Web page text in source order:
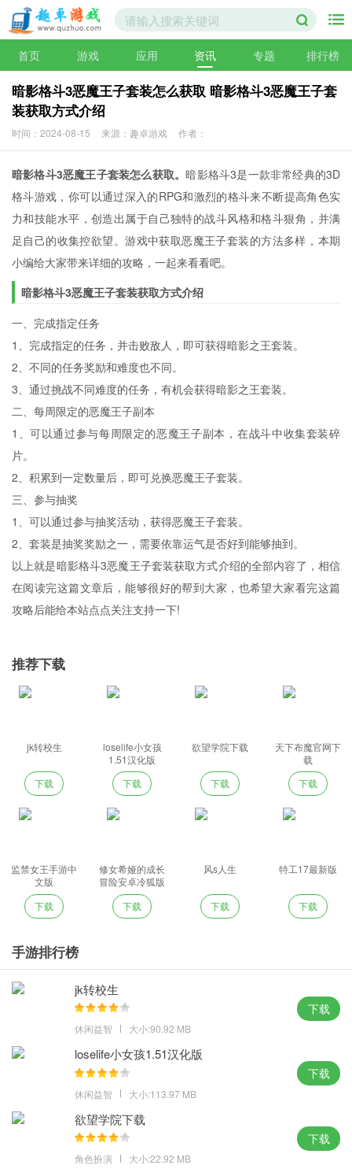
首页 游戏 应用 资讯 专题 排行榜
暗影格斗3恶魔王子套装怎么获取 暗影格斗3恶魔王子套
装获取方式介绍
时间：2024-08-15 来源：趣卓游戏 作者：
暗影格斗3恶魔王子套装怎么获取。暗影格斗3是一款非常经典的3D
格斗游戏，你可以通过深入的RPG和激烈的格斗来不断提高角色实
力和技能水平，创造出属于自己独特的战斗风格和格斗狠角，并满
足自己的收集控欲望。游戏中获取恶魔王子套装的方法多样，‌本期
小编给大家带来详细的攻略，一起来看看吧。
暗影格斗3恶魔王子套装获取方式介绍
一、完成指定任务
1、完成指定的任务，并击败敌人，即可获得暗影之王套装。
2、不同的任务奖励和难度也不同。‌
3、通过挑战不同难度的任务，‌有机会获得暗影之王套装。
二、每周限定的恶魔王子副本
1、可以通过参与每周限定的恶魔王子副本，‌在战斗中收集套装碎
片。
2、积累到一定数量后，‌即可兑换恶魔王子套装。‌
三、参与抽奖
1、可以通过参与抽奖活动，获得恶魔王子套装。‌
2、套装是抽奖奖励之一，‌需要依靠运气是否好到能够抽到。‌
以上就是暗影格斗3恶魔王子套装获取方式介绍的全部内容了，相信
在阅读完这篇文章后，能够很好的帮到大家，也希望大家看完这篇
攻略后能给本站点点关注支持一下!
推荐下载
jk转校生
下载
loselife小女孩
1.51汉化版
下载
欲望学院下载
下载
天下布魔官网下
载
下载
监禁女王手游中
文版
下载
修女希娅的成长
冒险安卓冷狐版
下载
风s人生
下载
特工17最新版
下载
手游排行榜
jk转校生
休闲益智 大小:90.92 MB
下载
loselife小女孩1.51汉化版
休闲益智 大小:113.97 MB
下载
欲望学院下载
角色扮演 大小:22.92 MB
下载